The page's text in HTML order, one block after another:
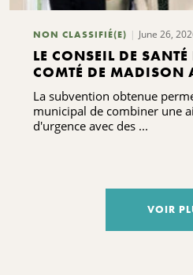
NON CLASSIFIÉ(E) June 26,
LE CONSEIL DE
COMTÉ DE MADISON
PAR LES HABITANTS
MADISON POUR
SUBVENTION DE 75
DESTINÉE À
La subvention obtenue
municipal de combiner une
d'urgence avec des ...
VOIR